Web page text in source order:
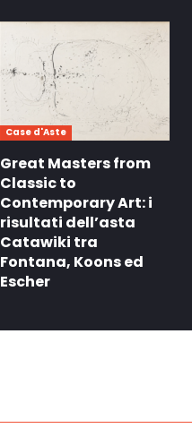
Case d'Aste
Great Masters from
Classic to
Contemporary Art: i
risultati dell’asta
Catawiki tra
Fontana, Koons ed
Escher